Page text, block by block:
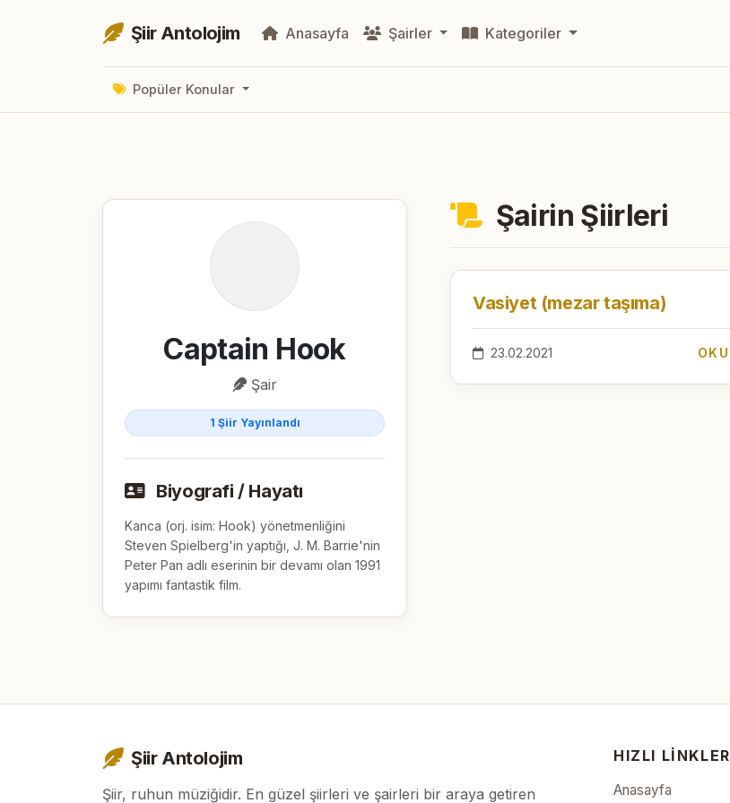
Şiir Antolojim Anasayfa Şairler Kategoriler
Popüler Konular
Captain Hook
Şair
1 Şiir Yayınlandı
Biyografi / Hayatı
Kanca (orj. isim: Hook) yönetmenliğini
Steven Spielberg'in yaptığı, J. M. Barrie'nin
Peter Pan adlı eserinin bir devamı olan 1991
yapımı fantastik film.
Şairin Şiirleri
Vasiyet (mezar taşıma)
23.02.2021 OKU
Şiir Antolojim
Şiir, ruhun müziğidir. En güzel şiirleri ve şairleri bir araya getiren
HIZLI LINKLER
Anasayfa